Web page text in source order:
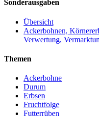
Sonderausgaben
Übersicht
Ackerbohnen,
Verwertung,
Themen
Ackerbohne
Durum
Erbsen
Fruchtfolge
Futterrüben